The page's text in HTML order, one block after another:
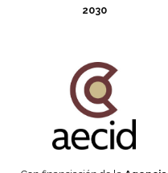
2030